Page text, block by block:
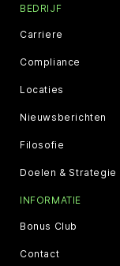
BEDRIJF
Carriere
Compliance
Locaties
Nieuwsberichten
Filosofie
Doelen & Strategie
INFORMATIE
Bonus Club
Contact